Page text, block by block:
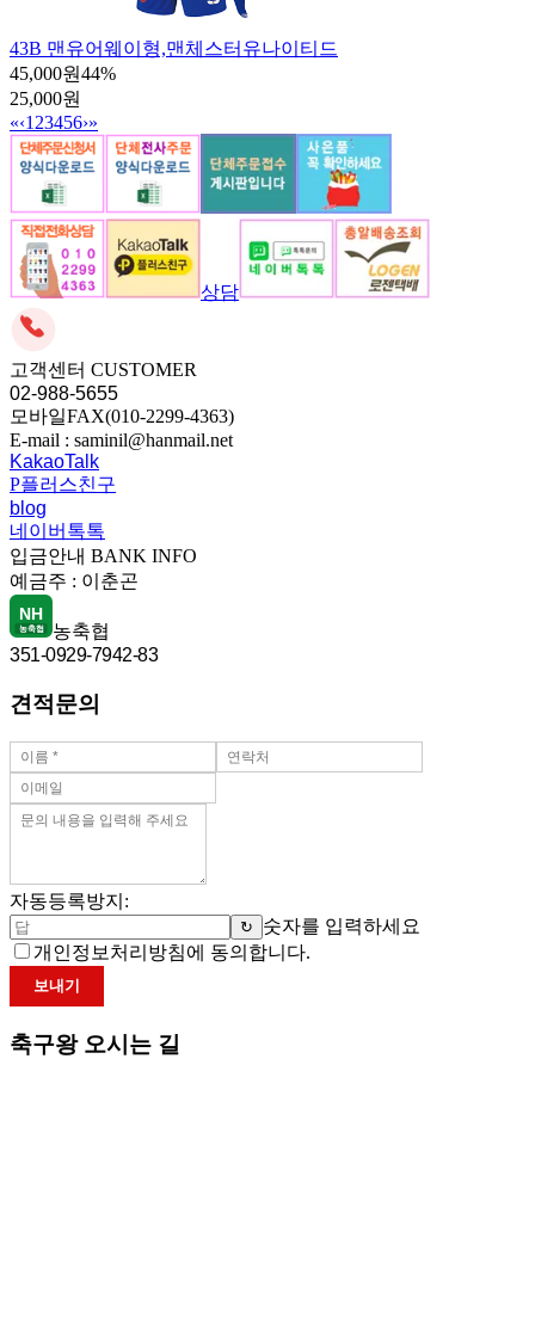
43B 맨유어웨이형,맨체스터유나이티드
45,000원44%
25,000원
«‹1 23456›»
상담
고객센터 CUSTOMER
02-988-5655
모바일FAX(010-2299-4363)
E-mail : saminil@hanmail.net
KakaoTalk
P플러스친구
blog
네이버톡톡
입금안내 BANK INFO
예금주 : 이춘곤
NH
농축협
농축협
351-0929-7942-83
견적문의
자동등록방지:
↻
숫자를 입력하세요
개인정보처리방침에 동의합니다.
보내기
축구왕 오시는 길